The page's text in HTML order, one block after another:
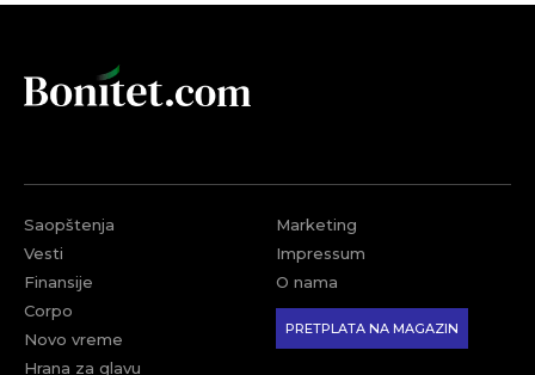
Saopštenja
Vesti
Finansije
Corpo
Novo vreme
Hrana za glavu
Marketing
Impressum
O nama
PRETPLATA NA MAGAZIN